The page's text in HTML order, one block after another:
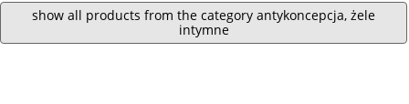
show all products from the category antykoncepcja, żele
intymne